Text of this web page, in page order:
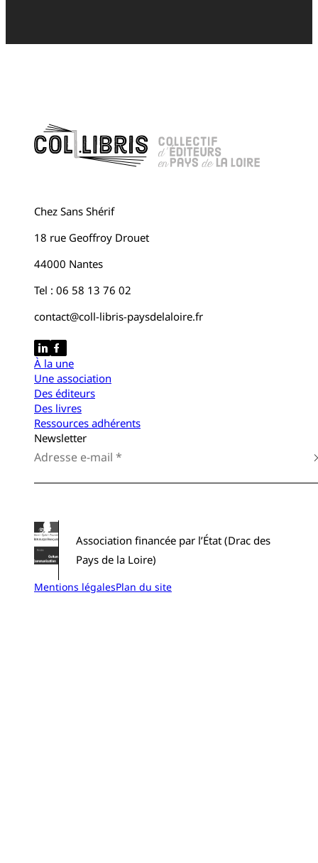
Chez Sans Shérif
18 rue Geoffroy Drouet
44000 Nantes
Tel : 06 58 13 76 02
contact@coll-libris-paysdelaloire.fr
À la une
Une association
Des éditeurs
Des livres
Ressources adhérents
Newsletter
Association financée par l’État (Drac des
Pays de la Loire)
Mentions légalesPlan du site